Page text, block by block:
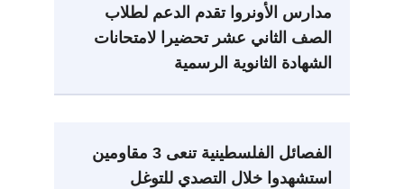
مدارس الأونروا تقدم الدعم لطلاب
الصف الثاني عشر تحضيرا لامتحانات
الشهادة الثانوية الرسمية
الفصائل الفلسطينية تنعى 3 مقاومين
استشهدوا خلال التصدي للتوغل